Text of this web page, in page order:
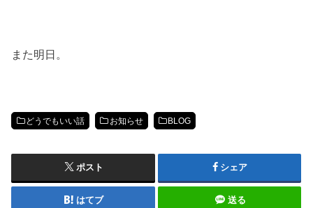
また明日。
どうでもいい話 お知らせ BLOG
ポスト シェア
はてブ 送る